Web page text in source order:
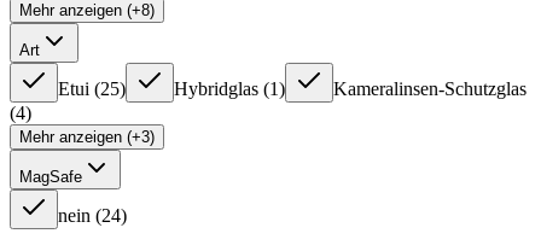
Mehr anzeigen (+8)
Art
Etui (25) Hybridglas (1)
Kameralinsen-Schutzglas
(4)
Mehr anzeigen (+3)
MagSafe
nein (24)